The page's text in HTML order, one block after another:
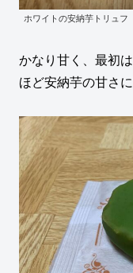
ホワイトの安納芋トリュフ
かなり甘く、最初
ほど安納芋の甘さ